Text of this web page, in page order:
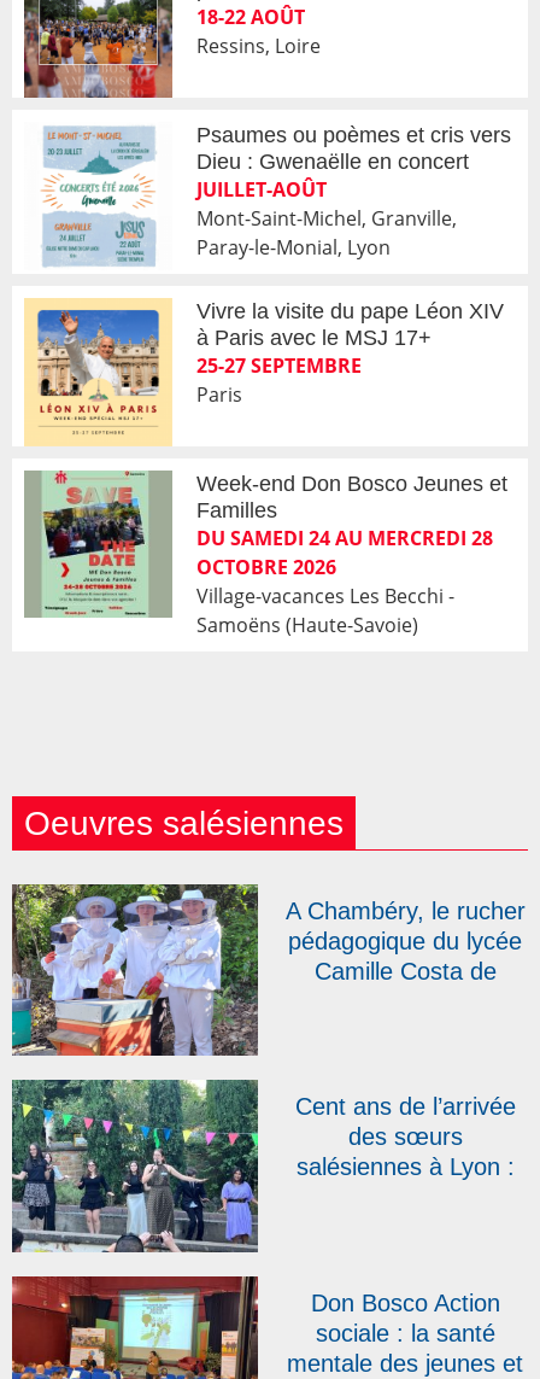
18-22 AOÛT
Ressins, Loire
Psaumes ou poèmes et cris vers
Dieu : Gwenaëlle en concert
JUILLET-AOÛT
Mont-Saint-Michel, Granville,
Paray-le-Monial, Lyon
Vivre la visite du pape Léon XIV
à Paris avec le MSJ 17+
25-27 SEPTEMBRE
Paris
Week-end Don Bosco Jeunes et
Familles
DU SAMEDI 24 AU MERCREDI 28
OCTOBRE 2026
Village-vacances Les Becchi -
Samoëns (Haute-Savoie)
Oeuvres salésiennes
A Chambéry, le rucher
pédagogique du lycée
Camille Costa de
Cent ans de l’arrivée
des sœurs
salésiennes à Lyon :
Don Bosco Action
sociale : la santé
mentale des jeunes et